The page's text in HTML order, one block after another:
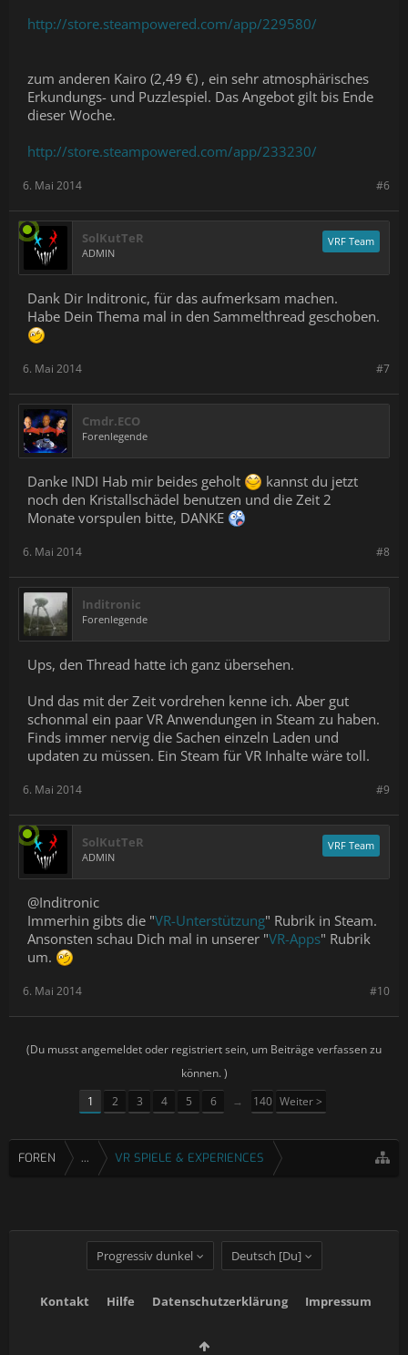
http://store.steampowered.com/app/229580/
zum anderen Kairo (2,49 €) , ein sehr atmosphärisches
Erkundungs- und Puzzlespiel. Das Angebot gilt bis Ende
dieser Woche.
http://store.steampowered.com/app/233230/
#6
6. Mai 2014
SolKutTeR
ADMIN
VRF Team
Dank Dir Inditronic, für das aufmerksam machen.
Habe Dein Thema mal in den Sammelthread geschoben.
#7
6. Mai 2014
Cmdr.ECO
Forenlegende
Danke INDI Hab mir beides geholt
kannst du jetzt
noch den Kristallschädel benutzen und die Zeit 2
Monate vorspulen bitte, DANKE
#8
6. Mai 2014
Inditronic
Forenlegende
Ups, den Thread hatte ich ganz übersehen.
Und das mit der Zeit vordrehen kenne ich. Aber gut
schonmal ein paar VR Anwendungen in Steam zu haben.
Finds immer nervig die Sachen einzeln Laden und
updaten zu müssen. Ein Steam für VR Inhalte wäre toll.
#9
6. Mai 2014
SolKutTeR
ADMIN
VRF Team
@Inditronic
Immerhin gibts die "VR-Unterstützung" Rubrik in Steam.
Ansonsten schau Dich mal in unserer "VR-Apps" Rubrik
um.
#10
6. Mai 2014
(Du musst angemeldet oder registriert sein, um Beiträge verfassen zu
können. )
1
2 3 4 5 6 → 140 Weiter >
FOREN ... VR SPIELE & EXPERIENCES
Progressiv dunkel Deutsch [Du]
Kontakt Hilfe Datenschutzerklärung Impressum